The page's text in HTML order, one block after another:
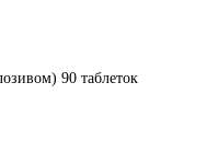
90 таблеток